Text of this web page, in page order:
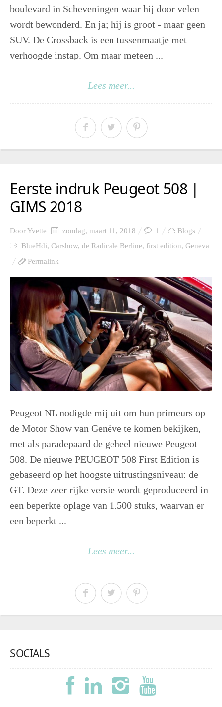
boulevard in Scheveningen waar hij door velen
wordt bewonderd. En ja; hij is groot - maar geen
SUV. De Crossback is een tussenmaatje met
verhoogde instap. Om maar meteen ...
Lees meer...
Eerste indruk Peugeot 508 |
GIMS 2018
DoorYvette zondag, maart 11, 2018 1
Blogs
BlueHdi, Carshow, de Radicale Berline, first edition, Geneva
Permalink
Peugeot NL nodigde mij uit om hun primeurs op
de Motor Show van Genève te komen bekijken,
met als paradepaard de geheel nieuwe Peugeot
508. De nieuwe PEUGEOT 508 First Edition is
gebaseerd op het hoogste uitrustingsniveau: de
GT. Deze zeer rijke versie wordt geproduceerd in
een beperkte oplage van 1.500 stuks, waarvan er
een beperkt ...
Lees meer...
SOCIALS